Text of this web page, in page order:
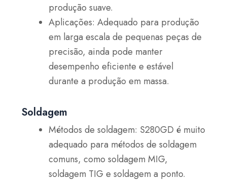
produção suave.
Aplicações: Adequado para produção
em larga escala de pequenas peças de
precisão, ainda pode manter
desempenho eficiente e estável
durante a produção em massa.
Soldagem
Métodos de soldagem: S280GD é muito
adequado para métodos de soldagem
comuns, como soldagem MIG,
soldagem TIG e soldagem a ponto.